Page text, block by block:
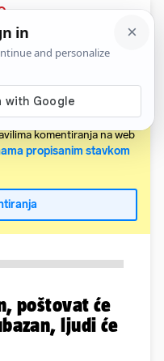
Relevantni
članke obvezan je
komentiranja na web
propisanim stavkom
poštovat će
ljudi će